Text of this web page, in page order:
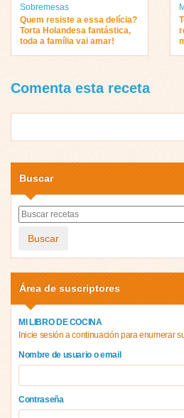
Sobremesas
Quem resiste a essa delícia?
Torta Holandesa fantástica,
toda a família vai amar!
Comenta esta receta
Buscar
Buscar
Área de suscriptores
MI LIBRO DE COCINA
Inicie sesión a continuación para enumerar
Nombre de usuario o email
Contraseña